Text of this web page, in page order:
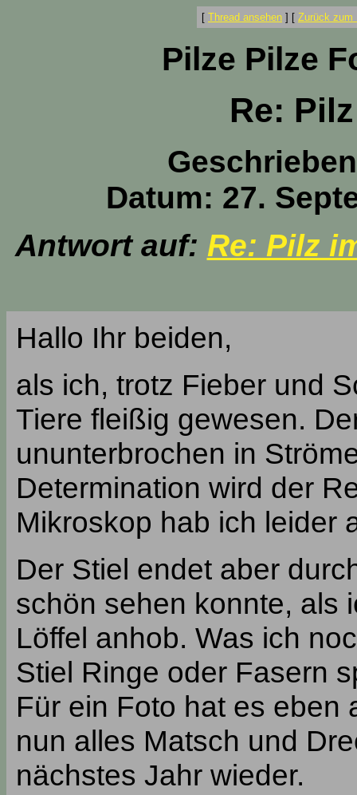
[ Thread ansehen ] [ Zurück zum
Pilze Pilze
Re:
Datum: 27.
Antwort auf: Re: Pilz
Hallo Ihr beiden,
als ich, trotz Fieber und
Tiere fleißig gewesen.
ununterbrochen in
Determination wird der
Mikroskop hab ich leider
Der Stiel endet aber
schön sehen konnte, als
Löffel anhob. Was ich
Stiel Ringe oder Fasern
Für ein Foto hat es eben
nun alles Matsch und
nächstes Jahr wieder.